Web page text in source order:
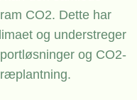
CO2. Dette har
og understreger
og CO2-